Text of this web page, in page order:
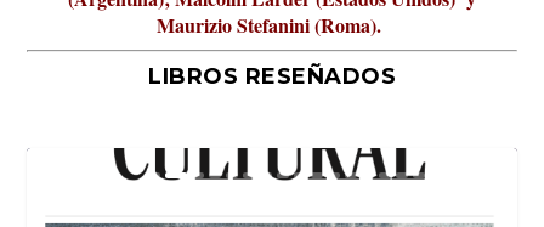
Maurizio Stefanini (Roma).
LIBROS RESEÑADOS